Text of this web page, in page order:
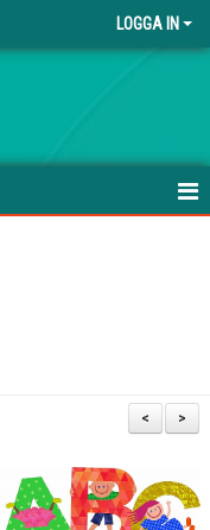
LOGGA IN
>
<